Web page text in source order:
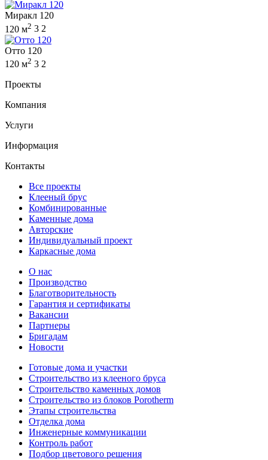
Миракл 120
120 м2 3 2
Отто 120
120 м2 3 2
Проекты
Компания
Услуги
Информация
Контакты
Все проекты
Клееный брус
Комбинированные
Каменные дома
Авторские
Индивидуальный проект
Каркасные дома
О нас
Производство
Благотворительность
Гарантия и сертификаты
Вакансии
Партнеры
Бригадам
Новости
Готовые дома и участки
Строительство из клееного бруса
Строительство каменных домов
Строительство из блоков Porotherm
Этапы строительства
Отделка дома
Инженерные коммуникации
Контроль работ
Подбор цветового решения